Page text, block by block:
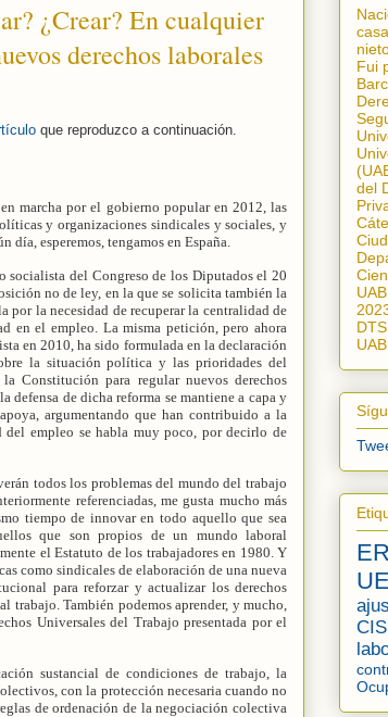
¿Crear? En cualquier
derechos laborales
que reproduzco a continuación.
marcha por el gobierno popular en 2012, las
y organizaciones sindicales y sociales, y
esperemos, tengamos en España.
socialista del Congreso de los Diputados el 20
no de ley, en la que se solicita también la
por la necesidad de recuperar la centralidad de
en el empleo. La misma petición, pero ahora
en 2010, ha sido formulada en la declaración
la situación política y las prioridades del
Constitución para regular nuevos derechos
de dicha reforma se mantiene a capa y
argumentando que han contribuido a la
empleo se habla muy poco, por decirlo de
todos los problemas del mundo del trabajo
referenciadas, me gusta mucho más
tiempo de innovar en todo aquello que sea
que son propios de un mundo laboral
el Estatuto de los trabajadores en 1980. Y
como sindicales de elaboración de una nueva
para reforzar y actualizar los derechos
También podemos aprender, y mucho,
Universales del Trabajo presentada por el
sustancial de condiciones de trabajo, la
con la protección necesaria cuando no
de ordenación de la negociación colectiva
Fui
del
UAB.
UE
CIS